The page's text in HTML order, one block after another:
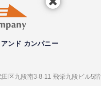
ンド カンパニー
区九段南3-8-11 飛栄九段ビル5階